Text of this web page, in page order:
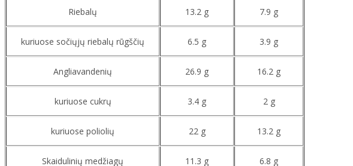
Riebalų 13.2 g 7.9 g
kuriuose sočiųjų riebalų rūgščių 6.5 g 3.9 g
Angliavandenių 26.9 g 16.2 g
kuriuose cukrų 3.4 g 2 g
kuriuose poliolių 22 g 13.2 g
Skaidulinių medžiagų 11.3 g 6.8 g